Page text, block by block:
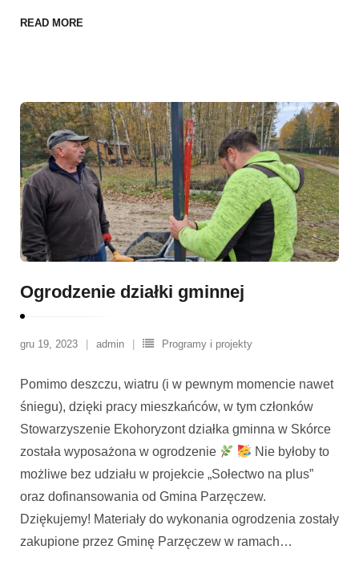
READ MORE
Ogrodzenie działki gminnej
gru 19, 2023 admin Programy i projekty
Pomimo deszczu, wiatru (i w pewnym momencie nawet
śniegu), dzięki pracy mieszkańców, w tym członków
Stowarzyszenie Ekohoryzont działka gminna w Skórce
została wyposażona w ogrodzenie
Nie byłoby to
możliwe bez udziału w projekcie „Sołectwo na plus”
oraz dofinansowania od Gmina Parzęczew.
Dziękujemy! Materiały do wykonania ogrodzenia zostały
zakupione przez Gminę Parzęczew w ramach…